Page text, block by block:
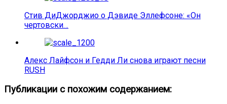
Стив ДиДжорджио о Дэвиде Эллефсоне: «Он
чертовски…
Алекс Лайфсон и Гедди Ли снова играют песни
RUSH
Публикации с похожим содержанием: